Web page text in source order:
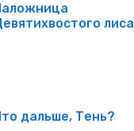
лиса
дальше, Тень?